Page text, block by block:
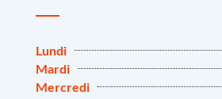
Lundi
Mardi
Mercredi